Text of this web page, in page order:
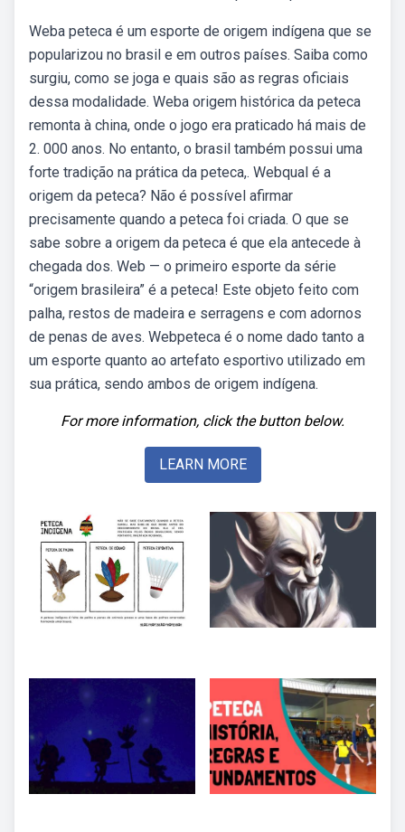
Weba peteca é um esporte de origem indígena que se
popularizou no brasil e em outros países. Saiba como
surgiu, como se joga e quais são as regras oficiais
dessa modalidade. Weba origem histórica da peteca
remonta à china, onde o jogo era praticado há mais de
2. 000 anos. No entanto, o brasil também possui uma
forte tradição na prática da peteca,. Webqual é a
origem da peteca? Não é possível afirmar
precisamente quando a peteca foi criada. O que se
sabe sobre a origem da peteca é que ela antecede à
chegada dos. Web — o primeiro esporte da série
“origem brasileira” é a peteca! Este objeto feito com
palha, restos de madeira e serragens e com adornos
de penas de aves. Webpeteca é o nome dado tanto a
um esporte quanto ao artefato esportivo utilizado em
sua prática, sendo ambos de origem indígena.
For more information, click the button below.
LEARN MORE